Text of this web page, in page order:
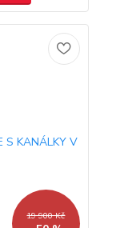
19 900 Kč